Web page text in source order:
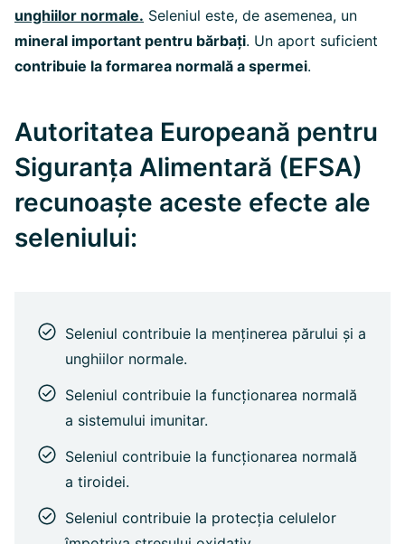
unghiilor normale. Seleniul este, de asemenea, un
mineral important pentru bărbați. Un aport suficient
contribuie la formarea normală a spermei.
Autoritatea Europeană pentru
Siguranța Alimentară (EFSA)
recunoaște aceste efecte ale
seleniului:
Seleniul contribuie la menținerea părului și a
unghiilor normale.
Seleniul contribuie la funcționarea normală
a sistemului imunitar.
Seleniul contribuie la funcționarea normală
a tiroidei.
Seleniul contribuie la protecția celulelor